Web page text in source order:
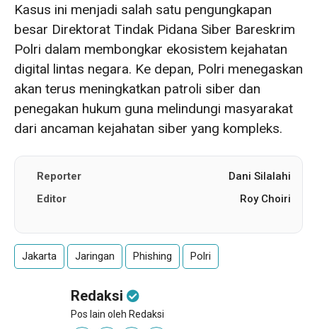
Kasus ini menjadi salah satu pengungkapan
besar Direktorat Tindak Pidana Siber Bareskrim
Polri dalam membongkar ekosistem kejahatan
digital lintas negara. Ke depan, Polri menegaskan
akan terus meningkatkan patroli siber dan
penegakan hukum guna melindungi masyarakat
dari ancaman kejahatan siber yang kompleks.
Reporter
Dani Silalahi
Editor
Roy Choiri
Jakarta Jaringan Phishing Polri
Redaksi
Pos lain oleh Redaksi